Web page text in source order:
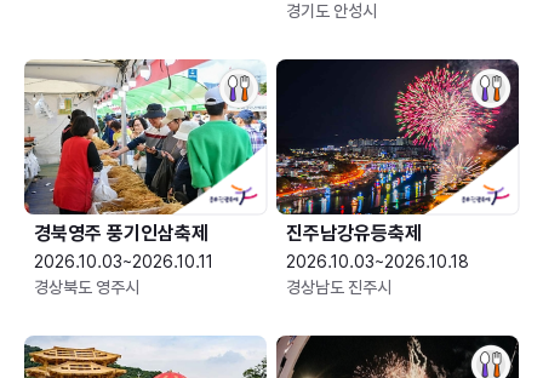
경기도 안성시
경북영주 풍기인삼축제
2026.10.03~2026.10.11
경상북도 영주시
진주남강유등축제
2026.10.03~2026.10.18
경상남도 진주시